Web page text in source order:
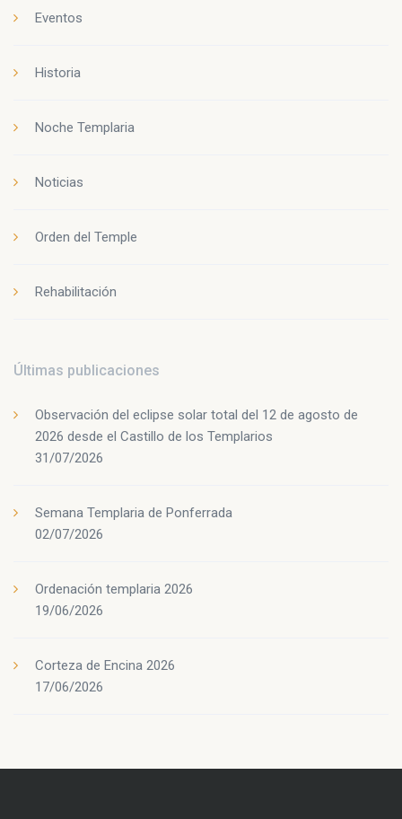
Eventos
Historia
Noche Templaria
Noticias
Orden del Temple
Rehabilitación
Últimas publicaciones
Observación del eclipse solar total del 12 de agosto de
2026 desde el Castillo de los Templarios
31/07/2026
Semana Templaria de Ponferrada
02/07/2026
Ordenación templaria 2026
19/06/2026
Corteza de Encina 2026
17/06/2026